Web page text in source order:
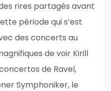
rires partagés avant
période qui s’est
des concerts au
de voir Kirill
de Ravel,
Symphoniker, le